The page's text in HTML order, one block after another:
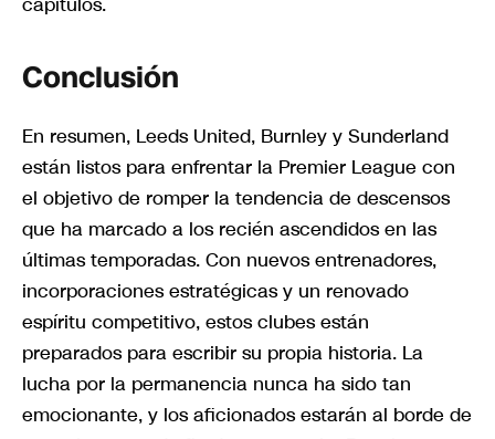
Conclusión
En resumen, Leeds United, Burnley y Sunderland
están listos para enfrentar la Premier League con
el objetivo de romper la tendencia de descensos
que ha marcado a los recién ascendidos en las
últimas temporadas. Con nuevos entrenadores,
incorporaciones estratégicas y un renovado
espíritu competitivo, estos clubes están
preparados para escribir su propia historia. La
lucha por la permanencia nunca ha sido tan
emocionante, y los aficionados estarán al borde de